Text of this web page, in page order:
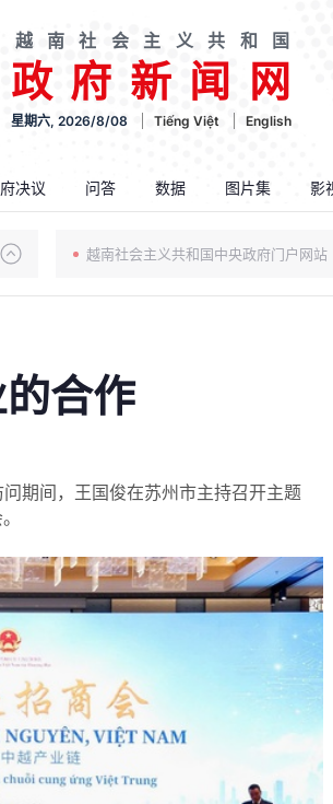
越南社会主义共和国
政府新闻网
星期六, 2026/8/08 Tiếng Việt English
决议 问答 数据 图片集 影
越南社会主义共和国中央政府门户网站
合作
期间，王国俊在苏州市主持召开主题